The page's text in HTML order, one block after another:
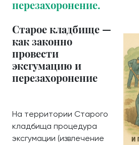
перезахоронение.
Старое кладбище —
как законно
провести
эксгумацию и
перезахоронение
На территории Старого
кладбища процедура
эксгумации (извлечение